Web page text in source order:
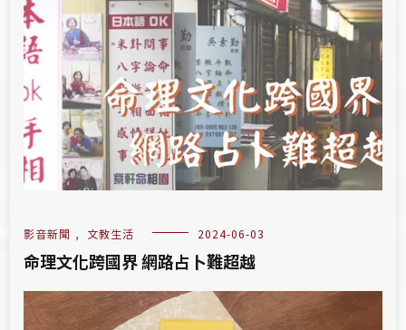
影音新聞 , 文教生活 2024-06-03
命理文化跨國界 網路占卜難超越